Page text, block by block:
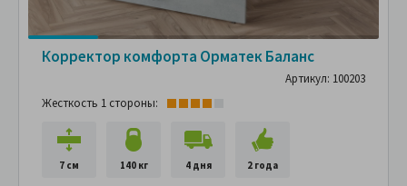
Корректор комфорта Орматек Баланс
Артикул: 100203
Жесткость 1 стороны:
7 см 140 кг 4 дня 2 года